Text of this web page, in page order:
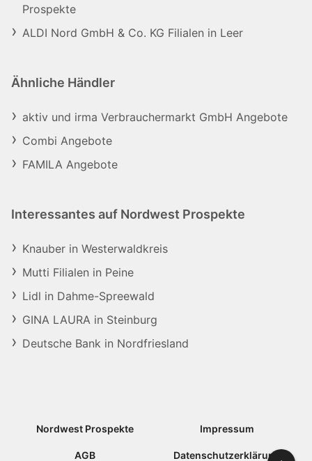
Prospekte
ALDI Nord GmbH & Co. KG Filialen in Leer
Ähnliche Händler
aktiv und irma Verbrauchermarkt GmbH Angebote
Combi Angebote
FAMILA Angebote
Interessantes auf Nordwest Prospekte
Knauber in Westerwaldkreis
Mutti Filialen in Peine
Lidl in Dahme-Spreewald
GINA LAURA in Steinburg
Deutsche Bank in Nordfriesland
Nordwest Prospekte Impressum
AGB Datenschutzerklärung